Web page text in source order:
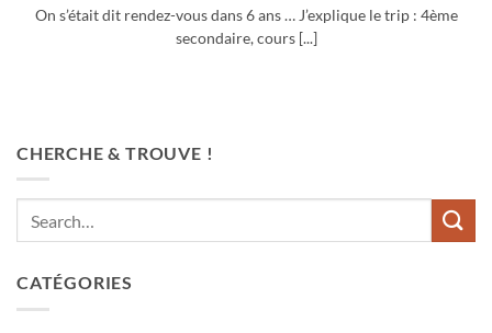
On s’était dit rendez-vous dans 6 ans … J’explique le trip : 4ème
secondaire, cours [...]
CHERCHE & TROUVE !
CATÉGORIES